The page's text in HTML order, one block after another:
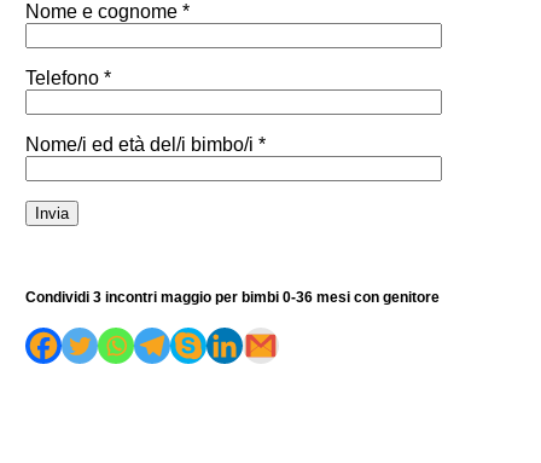
Nome e cognome *
Telefono *
Nome/i ed età del/i bimbo/i *
Condividi 3 incontri maggio per bimbi 0-36 mesi con genitore